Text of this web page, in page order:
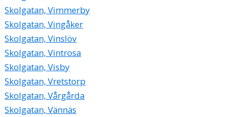
Skolgatan, Vimmerby
Skolgatan, Vingåker
Skolgatan, Vinslöv
Skolgatan, Vintrosa
Skolgatan, Visby
Skolgatan, Vretstorp
Skolgatan, Vårgårda
Skolgatan, Vännäs